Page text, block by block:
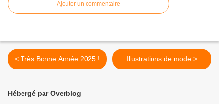
Ajouter un commentaire
< Très Bonne Année 2025 ! Illustrations de mode >
Hébergé par Overblog